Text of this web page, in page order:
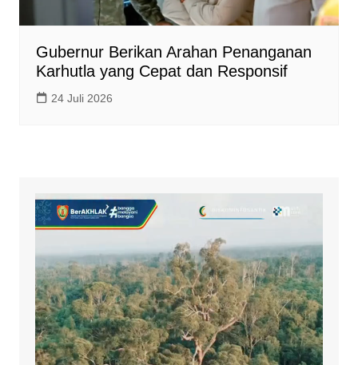
Gubernur Berikan Arahan Penanganan
Karhutla yang Cepat dan Responsif
24 Juli 2026